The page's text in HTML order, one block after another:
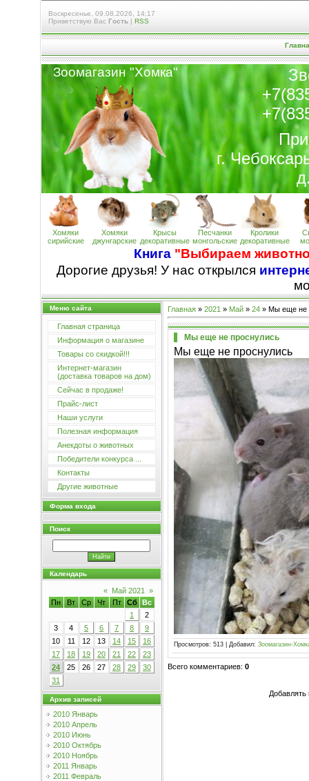
Воскресенье, 09.08.2026, 14:17
Приветствую Вас Гость| RSS
Зоомагазин "Хомка"
г.
Хомяки
сирийские
Хомяки
джунгарские
Крысы
декоративные
Песчанки
монгольские
Кролики
декоративные
Книга "Выбираем
Дорогие друзья! У нас открылся
Меню сайта
Главная страница
Информация о магазине
Товары со скидкой!!!
Интернет-магазин
(доставка товаров на дом)
Сейчас в продаже!
Прайс-лист
Наши услуги
Полезная информация
Анекдоты о животных
Победители конкурса ...
Контакты
Другие животные
Форма входа
Поиск
Календарь
« Май 2021
»
Пн
Вт Ср Чт Пт Сб
Вс
1
2
3
4 5 6 7 8
9
10
11 12 13 14 15
16
17
18 19 20 21 22
23
24
25 26 27 28 29
30
31
Архив записей
2010 Январь
2010 Апрель
2010 Июнь
2010 Октябрь
2010 Ноябрь
2011 Январь
2011 Февраль
Главная» 2021 » Май » 24» Мы еще не
Мы еще не проснулись
Мы еще не проснулись
Просмотров: 513| Добавил: Зоомагазин-
Всего комментариев: 0
Добавлять